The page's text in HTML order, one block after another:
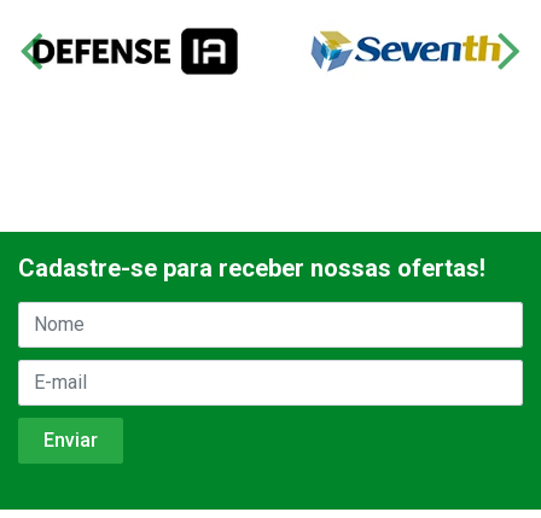
Cadastre-se para receber nossas ofertas!